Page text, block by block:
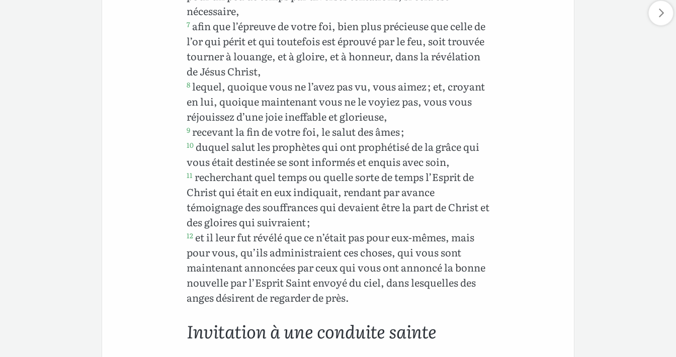
nécessaire,
7 afin que l’épreuve de votre foi, bien plus précieuse que celle de
l’or qui périt et qui toutefois est éprouvé par le feu, soit trouvée
tourner à louange, et à gloire, et à honneur, dans la révélation
de Jésus Christ,
8 lequel, quoique vous ne l’avez pas vu, vous aimez ; et, croyant
en lui, quoique maintenant vous ne le voyiez pas, vous vous
réjouissez d’une joie ineffable et glorieuse,
9 recevant la fin de votre foi, le salut des âmes ;
10 duquel salut les prophètes qui ont prophétisé de la grâce qui
vous était destinée se sont informés et enquis avec soin,
11 recherchant quel temps ou quelle sorte de temps l’Esprit de
Christ qui était en eux indiquait, rendant par avance
témoignage des souffrances qui devaient être la part de Christ et
des gloires qui suivraient ;
12 et il leur fut révélé que ce n’était pas pour eux-mêmes, mais
pour vous, qu’ils administraient ces choses, qui vous sont
maintenant annoncées par ceux qui vous ont annoncé la bonne
nouvelle par l’Esprit Saint envoyé du ciel, dans lesquelles des
anges désirent de regarder de près.
Invitation à une conduite sainte